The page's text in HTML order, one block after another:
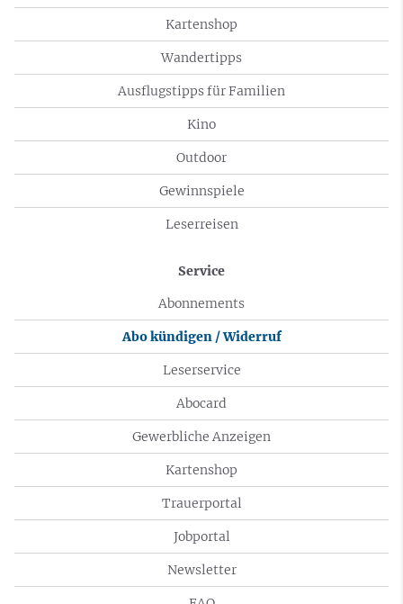
Kartenshop
Wandertipps
Ausflugstipps für Familien
Kino
Outdoor
Gewinnspiele
Leserreisen
Service
Abonnements
Abo kündigen / Widerruf
Leserservice
Abocard
Gewerbliche Anzeigen
Kartenshop
Trauerportal
Jobportal
Newsletter